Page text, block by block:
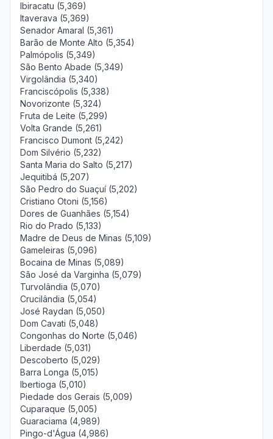
Ibiracatu (5,369)
Itaverava (5,369)
Senador Amaral (5,361)
Barão de Monte Alto (5,354)
Palmópolis (5,349)
São Bento Abade (5,349)
Virgolândia (5,340)
Franciscópolis (5,338)
Novorizonte (5,324)
Fruta de Leite (5,299)
Volta Grande (5,261)
Francisco Dumont (5,242)
Dom Silvério (5,232)
Santa Maria do Salto (5,217)
Jequitibá (5,207)
São Pedro do Suaçuí (5,202)
Cristiano Otoni (5,156)
Dores de Guanhães (5,154)
Rio do Prado (5,133)
Madre de Deus de Minas (5,109)
Gameleiras (5,096)
Bocaina de Minas (5,089)
São José da Varginha (5,079)
Turvolândia (5,070)
Crucilândia (5,054)
José Raydan (5,050)
Dom Cavati (5,048)
Congonhas do Norte (5,046)
Liberdade (5,031)
Descoberto (5,029)
Barra Longa (5,015)
Ibertioga (5,010)
Piedade dos Gerais (5,009)
Cuparaque (5,005)
Guaraciama (4,989)
Pingo-d'Água (4,986)